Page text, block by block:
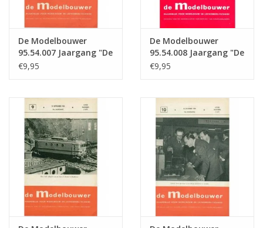
De Modelbouwer
95.54.007 Jaargang "De
Modelbouwer" Editie :
€9,95
De Modelbouwer
95.54.008 Jaargang "De
Modelbouwer" Editie :
€9,95